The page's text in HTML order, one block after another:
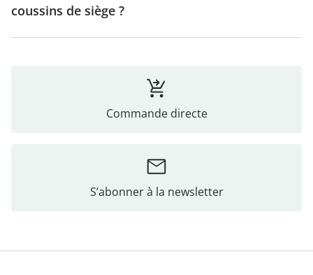
coussins de siège ?
Commande directe
S’abonner à la newsletter